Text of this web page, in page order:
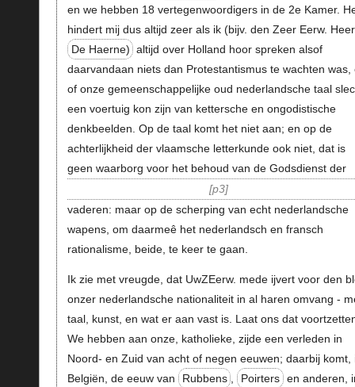
en we hebben 18 vertegenwoordigers in de 2e Kamer.
hindert mij dus altijd zeer als ik (bijv. den Zeer Eerw. Heer
De Haerne) altijd over Holland hoor spreken alsof
daarvandaan niets dan Protestantismus te wachten was,
of onze gemeenschappelijke oud nederlandsche taal
een voertuig kon zijn van kettersche en ongodistische
denkbeelden. Op de taal komt het niet aan; en op de
achterlijkheid der vlaamsche letterkunde ook niet, dat is
geen waarborg voor het behoud van de Godsdienst der
p3
vaderen: maar op de scherping van echt nederlandsche
wapens, om daarmeê het nederlandsch en fransch
rationalisme, beide, te keer te gaan.
Ik zie met vreugde, dat UwZEerw. mede ijvert voor den
onzer nederlandsche nationaliteit in al haren omvang -
taal, kunst, en wat er aan vast is. Laat ons dat
We hebben aan onze, katholieke, zijde een verleden in
Noord- en Zuid van acht of negen eeuwen; daarbij komt,
Belgiën, de eeuw van
Rubbens , Poirters en anderen,